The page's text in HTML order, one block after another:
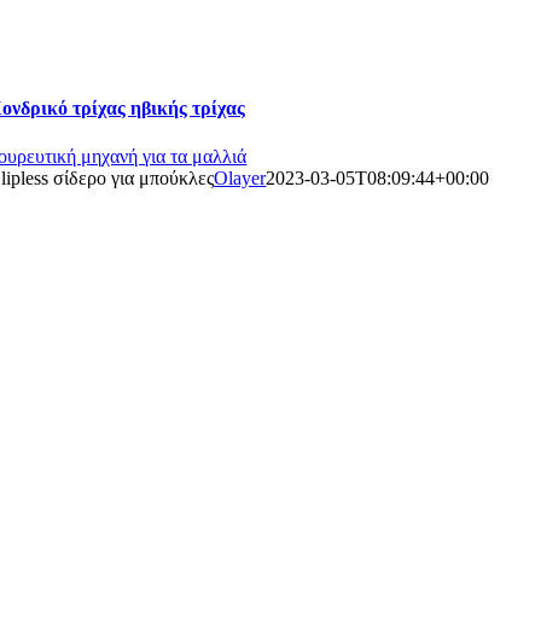
τρίχας ηβικής τρίχας
μηχανή για τα μαλλιά
σίδερο για μπούκλεςOlayer2023-03-05T08:09:44+00:00